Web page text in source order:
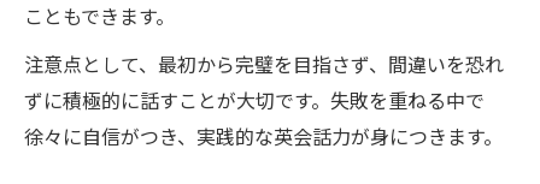
こともできます。
注意点として、最初から完璧を目指さず、間違いを恐れ
ずに積極的に話すことが大切です。失敗を重ねる中で
徐々に自信がつき、実践的な英会話力が身につきます。